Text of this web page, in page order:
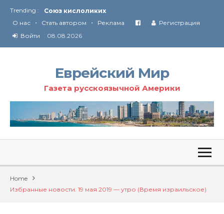
Trending :
Союз кислоликих
Соглашение США с Ираном
Технология Революции в Иране
О нас • Стать автором • Реклама
Регистрация
Войти
08.08.2026
Еврейский Мир
Газета русскоязычной Америки
Home
Избранные новости. 19 мая 2019 — утро (Время израильское)